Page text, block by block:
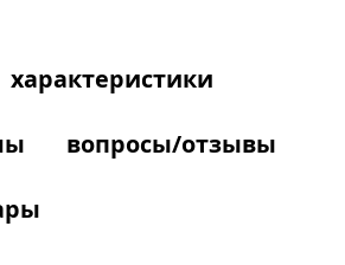
характеристики
вопросы/отзывы